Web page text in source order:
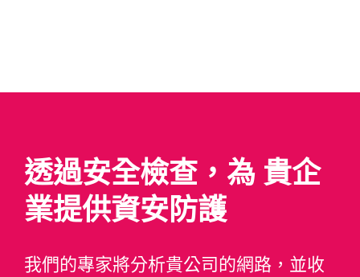
透過安全檢查，為 貴企
業提供資安防護
我們的專家將分析貴公司的網路，並收